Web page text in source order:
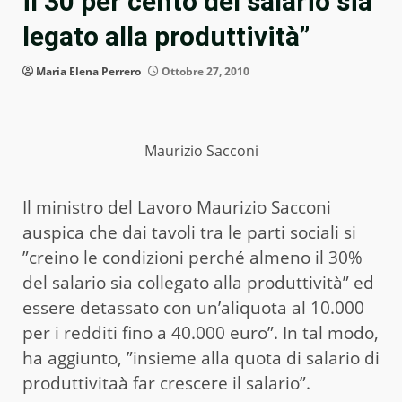
legato alla produttività”
Maria Elena Perrero Ottobre 27, 2010
Maurizio Sacconi
Il ministro del Lavoro Maurizio Sacconi
auspica che dai tavoli tra le parti sociali si
”creino le condizioni perché almeno il 30%
del salario sia collegato alla produttività” ed
essere detassato con un’aliquota al 10.000
per i redditi fino a 40.000 euro”. In tal modo,
ha aggiunto, ”insieme alla quota di salario di
produttivitaà far crescere il salario”.